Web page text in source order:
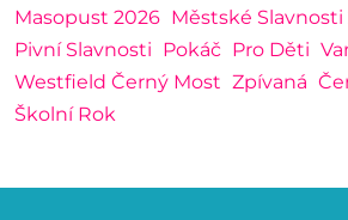
Masopust 2026 Městské Slavnosti
Pivní Slavnosti Pokáč Pro Děti
Westfield Černý Most Zpívaná
Školní Rok